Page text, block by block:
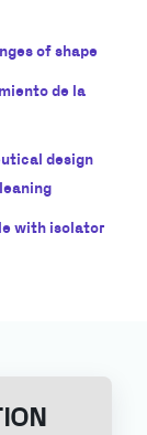
of shape
de la
design
with isolator